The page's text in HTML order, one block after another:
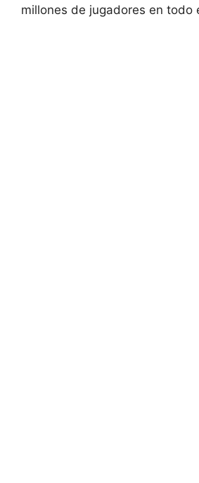
millones de jugadores en todo